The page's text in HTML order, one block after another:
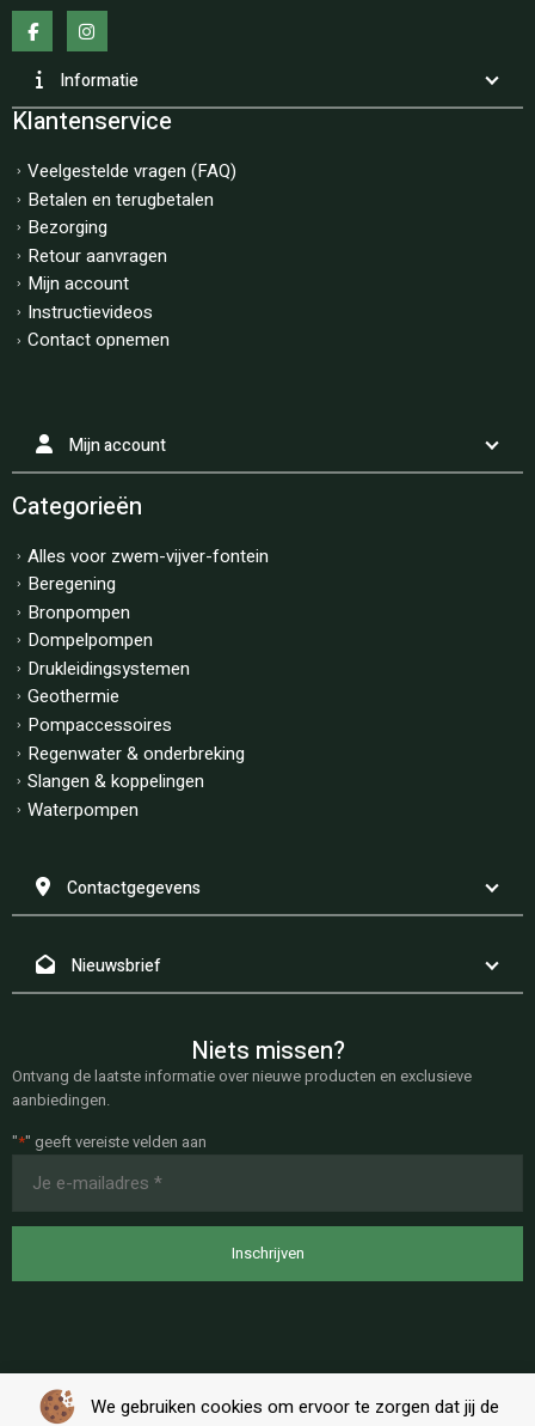
We gebruiken cookies om ervoor te zorgen dat jij de
Informatie
Klantenservice
Veelgestelde vragen (FAQ)
Betalen en terugbetalen
Bezorging
Retour aanvragen
Mijn account
Instructievideos
Contact opnemen
Mijn account
Categorieën
Alles voor zwem-vijver-fontein
Beregening
Bronpompen
Dompelpompen
Drukleidingsystemen
Geothermie
Pompaccessoires
Regenwater & onderbreking
Slangen & koppelingen
Waterpompen
Contactgegevens
Nieuwsbrief
Niets missen?
Ontvang de laatste informatie over nieuwe producten en exclusieve
aanbiedingen.
"*" geeft vereiste velden aan
mailadres
*